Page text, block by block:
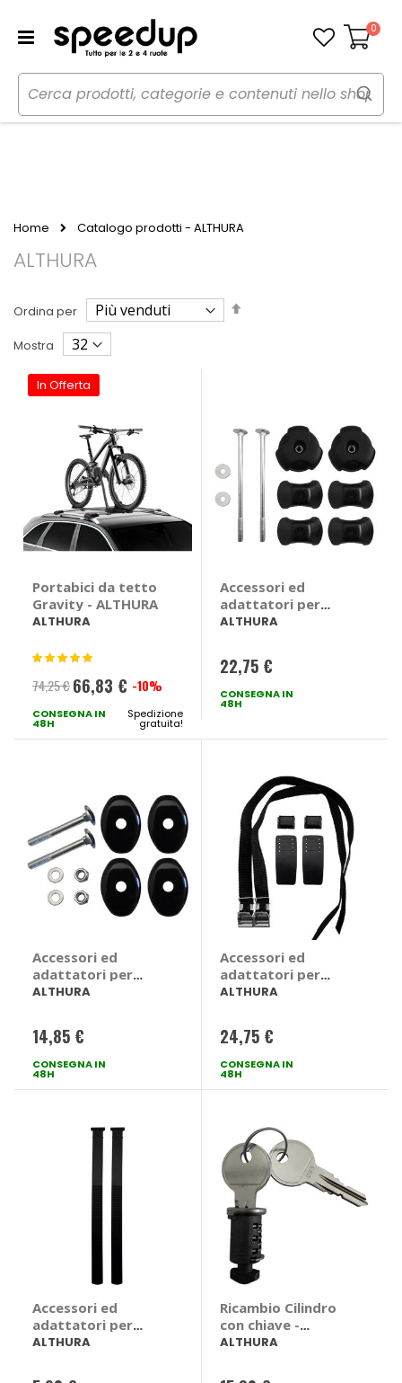
Carrello
0
Home Catalogo prodotti - ALTHURA
ALTHURA
Ordina per
Imposta
Mostra
In Offerta
Portabici da tetto
Gravity - ALTHURA
ALTHURA
Valutazione:
100%
74,25 € Prezzo
speciale
66,83 € -10%
CONSEGNA IN
48H
Spedizione
gratuita!
Accessori ed
adattatori per
portabici -
ALTHURA
22,75 €
CONSEGNA IN
48H
Accessori ed
adattatori per
portabici -
ALTHURA
14,85 €
CONSEGNA IN
48H
Accessori ed
adattatori per
portabici -
ALTHURA
24,75 €
CONSEGNA IN
48H
Accessori ed
adattatori per
portabici -
ALTHURA
Ricambio Cilindro
con chiave -
ALTHURA
ALTHURA